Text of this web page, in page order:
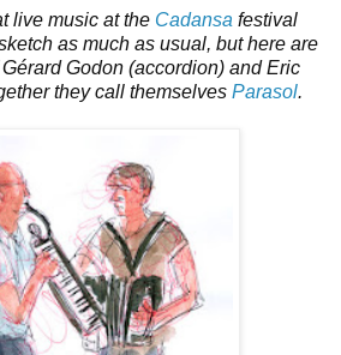
live music at the Cadansa festival
as much as usual, but here are
Godon (accordion) and Eric
they call themselves Parasol.